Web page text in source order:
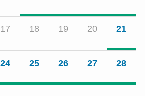
17 18 19 20 21
24 25 26 27 28